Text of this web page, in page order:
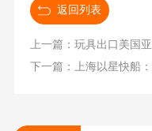
返回列表
上一篇：玩具出口美国
下一篇：上海以星快船